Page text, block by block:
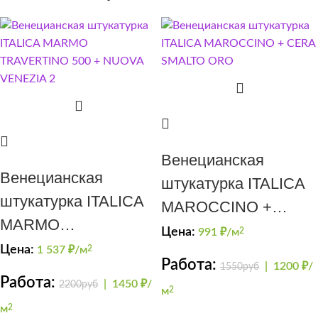
Венецианская
штукатурка ITALICA
MARMO
TRAVERTINO 500 +
NUOVA VENEZIA 2
Цена: 1 537 ₽/м2
Работа: 2200руб 1450 ₽/
м2
Венецианская
штукатурка ITALICA
MAROCCINO +
CERA SMALTO ORO
Цена: 991 ₽/м2
Работа: 1550руб 1200 ₽/
м2